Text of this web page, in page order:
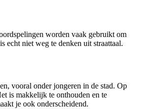
worden vaak gebruikt om
echt niet weg te denken uit straattaal.
vooral onder jongeren in de stad. Op
is makkelijk te onthouden en te
je ook onderscheidend.